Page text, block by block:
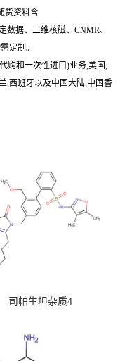
货资料含
数据、二维核磁、CNMR、
定制。
购和一次性进口)业务,美国,
,西班牙以及中国大陆,中国香
司帕生坦杂质4